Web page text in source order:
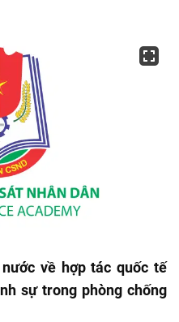
về hợp tác quốc tế
sự trong phòng chống